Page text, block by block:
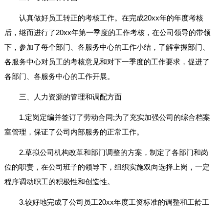
认真做好员工转正的考核工作。在完成20xx年的年度考核
后，继而进行了20xx年第一季度的工作考核，在公司领导的带领
下，参加了每个部门、各服务中心的工作小结，了解掌握部门、
各服务中心对员工的考核意见和对下一季度的工作要求，促进了
各部门、各服务中心的工作开展。
三、人力资源的管理和调配方面
1.定岗定编并签订了劳动合同;为了充实加强公司的综合档案
室管理，保证了公司内部服务的正常工作。
2.草拟公司机构改革和部门调整的方案，制定了各部门和岗
位的职责，在公司班子的领导下，组织实施双向选择上岗，一定
程序调动职工的积极性和创造性。
3.较好地完成了公司员工20xx年度工资标准的调整和工龄工